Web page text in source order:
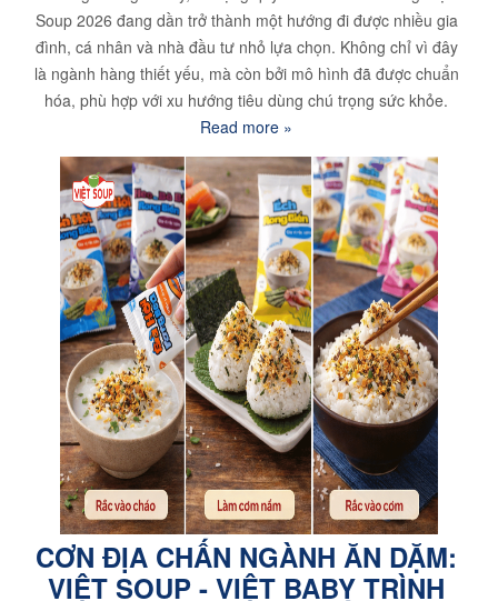
Soup 2026 đang dần trở thành một hướng đi được nhiều gia
đình, cá nhân và nhà đầu tư nhỏ lựa chọn. Không chỉ vì đây
là ngành hàng thiết yếu, mà còn bởi mô hình đã được chuẩn
hóa, phù hợp với xu hướng tiêu dùng chú trọng sức khỏe.
Read more »
CƠN ĐỊA CHẤN NGÀNH ĂN DẶM:
VIỆT SOUP - VIỆT BABY TRÌNH